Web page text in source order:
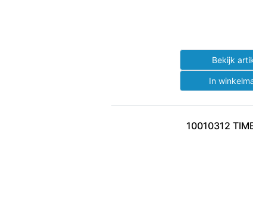
Bekijk
In
10010312